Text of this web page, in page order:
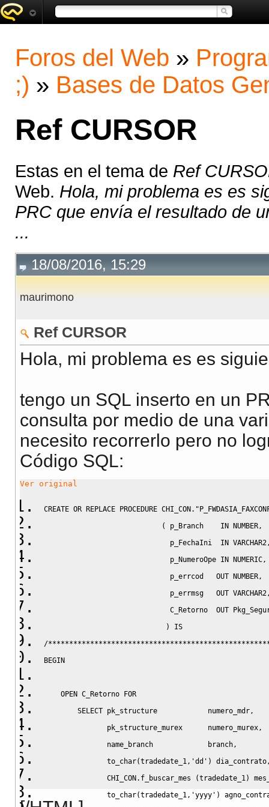
Foros del Web »
;) » Bases de Datos
Ref CURSOR
Estas en el tema de Ref
Web. Hola, mi problema es es
PRC que envía el resultado de
...
18/08/2016, 15:29
maurimono
Ref CURSOR
Hola, mi problema es es
tengo un SQL inserto en un
consulta por medio de una
necesito recorrerlo pero no
Código SQL:
Ver original
CREATE OR REPLACE PROCEDURE CHI_CON.
(
p_Branch IN NUMBER ,
p_FechaIni IN VARCHAR2
p_NumeroOpe IN NUMERIC ,
p_errcod OUT NUMBER ,
p_errmsg OUT VARCHAR2
C_Retorno OUT
)
IS
/
BEGIN
OPEN C_Retorno FOR
SELECT pk_structure            numero_mdr ,
pk_structure_murex      numero_murex ,
name_branch             branch ,
to_char(tradedate_1 , 'dd' ) dia_contrato
CHI_CON. f_buscar_mes (tradedate_1 )
to_char(tradedate_1 , 'yyyy' )